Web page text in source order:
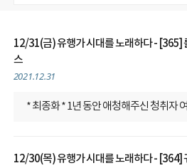
12/31(금) 유행가 시대를 노래하다 - [365]
스
2021.12.31
* 최종화 * 1년 동안 애청해주신 청취
12/30(목) 유행가 시대를 노래하다 - [364]